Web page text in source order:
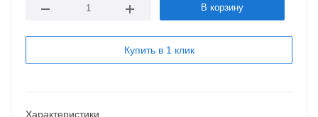
В корзину
Купить в 1 клик
Характеристики